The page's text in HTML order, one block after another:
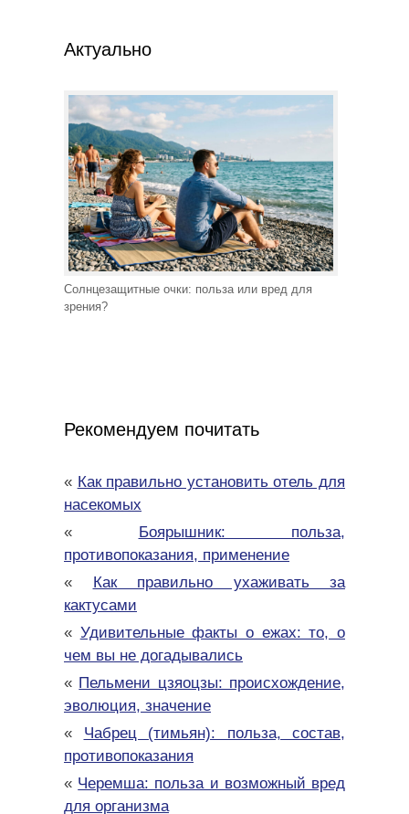
Актуально
Солнцезащитные очки: польза или вред для
зрения?
Рекомендуем почитать
« Как правильно установить отель для
насекомых
« Боярышник: польза,
противопоказания, применение
« Как правильно ухаживать за
кактусами
« Удивительные факты о ежах: то, о
чем вы не догадывались
« Пельмени цзяоцзы: происхождение,
эволюция, значение
« Чабрец (тимьян): польза, состав,
противопоказания
« Черемша: польза и возможный вред
для организма